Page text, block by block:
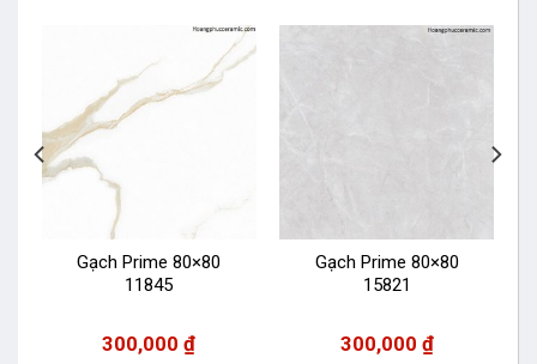
Gạch Prime 80×80
11845
300,000₫
Gạch Prime 80×80
15821
300,000 ₫